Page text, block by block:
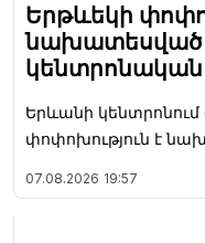
Երթևեկի
նախատեսված
կենտրոնական
Երևանի կենտրոնում
փոփոխություն է
07.08.2026 19:57